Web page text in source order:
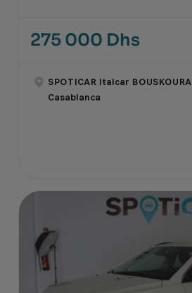
275 000 Dhs
SPOTICAR Italcar BOUSKOURA
Casablanca